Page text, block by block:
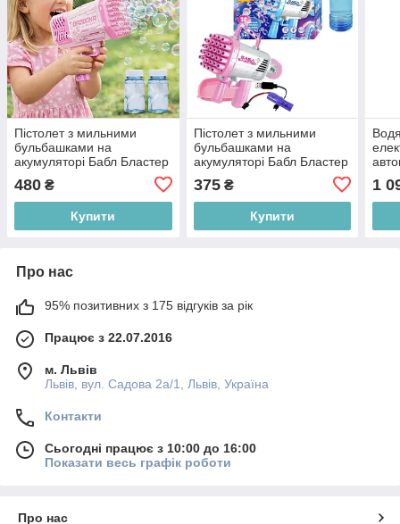
Пістолет з мильними
бульбашками на
акумуляторі Бабл Бластер
57737 "WToys" 69 отворів
+ 2 баночки, рожевий
480 ₴
Купити
Пістолет з мильними
бульбашками на
акумуляторі Бабл Бластер
49076 "WToys" 32 отвори,
рожевий
375₴
Купити
1
Про нас
95% позитивних з 175 відгуків за рік
Працює з 22.07.2016
м. Львів
Львів, вул. Садова 2а/1, Львів, Україна
Контакти
Сьогодні працює з 10:00 до 16:00
Показати весь графік роботи
Про нас